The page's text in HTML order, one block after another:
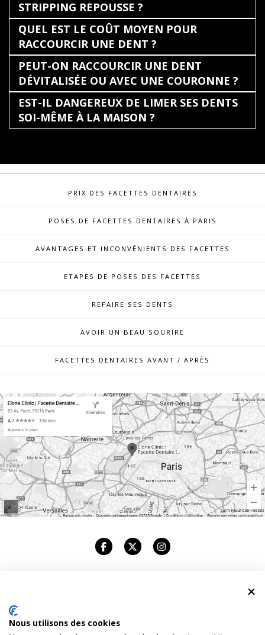
STRIPPING REPOUSSE ?
QUEL EST LE COÛT MOYEN POUR
RACCOURCIR UNE DENT ?
PEUT-ON RACCOURCIR UNE DENT
DÉVITALISÉE OU AVEC UNE COURONNE ?
EST-IL DANGEREUX DE LIMER SES DENTS
SOI-MÊME À LA MAISON ?
PRIX DES FACETTES DENTAIRES
POSES DE FACETTES DENTAIRES À PARIS
AVANTAGES ET INCONVÉNIENTS DES FACETTES
ETAPES DE POSES DES FACETTES
REFAIRE SES DENTS
AVOIR UN BEAU SOURIRE
FACETTES DENTAIRES AVANT / APRÈS
CABINET DENTAIRE
Nous utilisons des cookies